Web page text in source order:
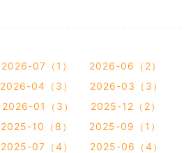
2026-07（1）
2026-06（2）
2026-04（3）
2026-03（3）
2026-01（3）
2025-12（2）
2025-10（8）
2025-09（1）
2025-07（4）
2025-06（4）